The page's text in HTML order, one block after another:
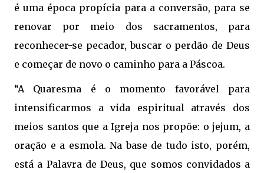
é uma época propícia para a conversão, para se
renovar por meio dos sacramentos, para
reconhecer-se pecador, buscar o perdão de Deus
e começar de novo o caminho para a Páscoa.
“A Quaresma é o momento favorável para
intensificarmos a vida espiritual através dos
meios santos que a Igreja nos propõe: o jejum, a
oração e a esmola. Na base de tudo isto, porém,
está a Palavra de Deus, que somos convidados a